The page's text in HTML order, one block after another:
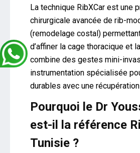
La technique RibXCar est une
chirurgicale avancée de rib-
(remodelage costal)
d’affiner la cage thoracique et
combine des gestes mini-
instrumentation spécialisée
durables avec une
Pourquoi le Dr
est-il la référence
Tunisie ?